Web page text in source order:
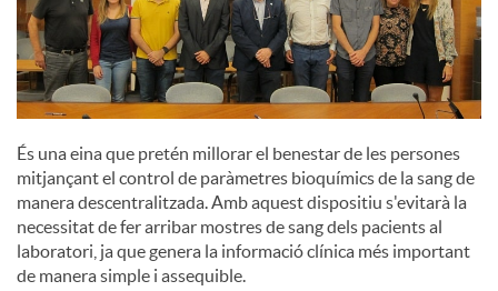
És una eina que pretén millorar el benestar de les persones
mitjançant el control de paràmetres bioquímics de la sang de
manera descentralitzada. Amb aquest dispositiu s'evitarà la
necessitat de fer arribar mostres de sang dels pacients al
laboratori, ja que genera la informació clínica més important
de manera simple i assequible.